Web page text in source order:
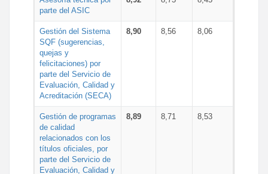
parte del ASIC
Gestión del Sistema
SQF (sugerencias,
quejas y
felicitaciones) por
parte del Servicio de
Evaluación, Calidad y
Acreditación (SECA)
8,90 8,56 8,06
Gestión de programas
de calidad
relacionados con los
títulos oficiales, por
parte del Servicio de
Evaluación, Calidad y
8,89 8,71 8,53